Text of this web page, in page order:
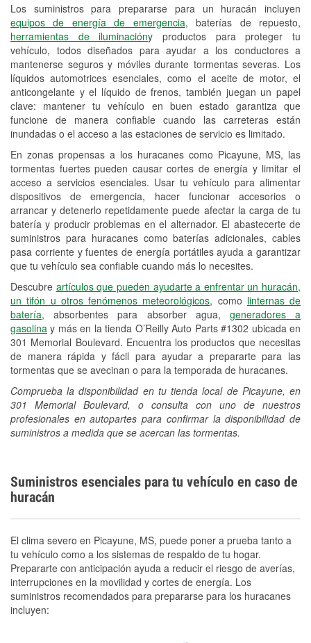
Los suministros para prepararse para un huracán incluyen
equipos de energía de emergencia, baterías de repuesto,
herramientas de iluminacióny productos para proteger tu
vehículo, todos diseñados para ayudar a los conductores a
mantenerse seguros y móviles durante tormentas severas. Los
líquidos automotrices esenciales, como el aceite de motor, el
anticongelante y el líquido de frenos, también juegan un papel
clave: mantener tu vehículo en buen estado garantiza que
funcione de manera confiable cuando las carreteras están
inundadas o el acceso a las estaciones de servicio es limitado.
En zonas propensas a los huracanes como Picayune, MS, las
tormentas fuertes pueden causar cortes de energía y limitar el
acceso a servicios esenciales. Usar tu vehículo para alimentar
dispositivos de emergencia, hacer funcionar accesorios o
arrancar y detenerlo repetidamente puede afectar la carga de tu
batería y producir problemas en el alternador. El abastecerte de
suministros para huracanes como baterías adicionales, cables
pasa corriente y fuentes de energía portátiles ayuda a garantizar
que tu vehículo sea confiable cuando más lo necesites.
Descubre artículos que pueden ayudarte a enfrentar un huracán,
un tifón u otros fenómenos meteorológicos, como linternas de
batería, absorbentes para absorber agua, generadores a
gasolina y más en la tienda O’Reilly Auto Parts #1302 ubicada en
301 Memorial Boulevard. Encuentra los productos que necesitas
de manera rápida y fácil para ayudar a prepararte para las
tormentas que se avecinan o para la temporada de huracanes.
Comprueba la disponibilidad en tu tienda local de Picayune, en
301 Memorial Boulevard, o consulta con uno de nuestros
profesionales en autopartes para confirmar la disponibilidad de
suministros a medida que se acercan las tormentas.
Reciclaje de baterías y aceite
Instalación de bombillas de faros
Instalación de limpiaparabrisas
Programa de Préstamo de
Herramientas
Rectificación de tambores y discos de
freno
Hurricane Supplies
Conoce más
Suministros esenciales para tu vehículo en caso de
huracán
El clima severo en Picayune, MS, puede poner a prueba tanto a
tu vehículo como a los sistemas de respaldo de tu hogar.
Prepararte con anticipación ayuda a reducir el riesgo de averías,
interrupciones en la movilidad y cortes de energía. Los
suministros recomendados para prepararse para los huracanes
incluyen: